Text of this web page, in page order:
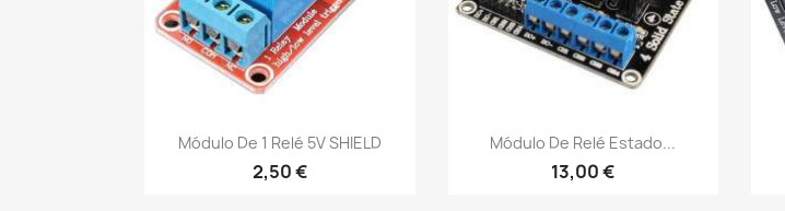
Vista rápida
Módulo De 1 Relé 5V SHIELD
2,50 €
 Vista rápida
Módulo De Relé Estado...
13,00 €